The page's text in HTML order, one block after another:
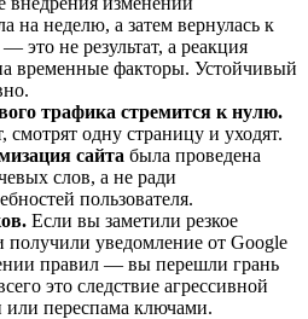
на неделю, а затем вернулась к
это не результат, а реакция
временные факторы. Устойчивый
трафика стремится к нулю.
смотрят одну страницу и уходят.
сайта была проведена
слов, а не ради
пользователя.
Если вы заметили резкое
получили уведомление от Google
правил — вы перешли грань
это следствие агрессивной
или переспама ключами.